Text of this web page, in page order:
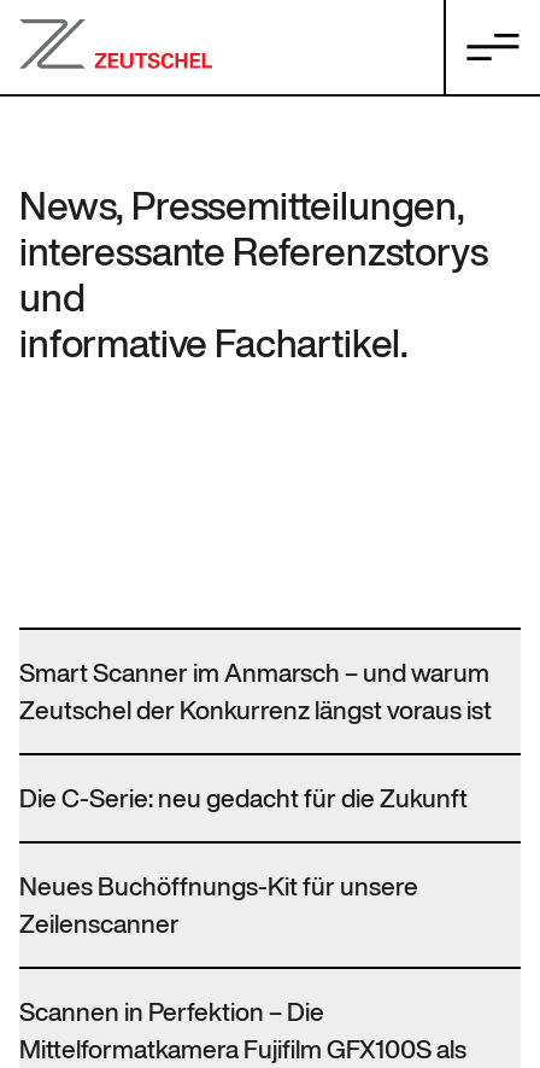
News, Pressemitteilungen,
interessante Referenzstorys
und
informative Fachartikel.
Smart Scanner im Anmarsch – und warum
Zeutschel der Konkurrenz längst voraus ist
Die C-Serie: neu gedacht für die Zukunft
Neues Buchöffnungs-Kit für unsere
Zeilenscanner
Scannen in Perfektion – Die
Mittelformatkamera Fujifilm GFX100S als